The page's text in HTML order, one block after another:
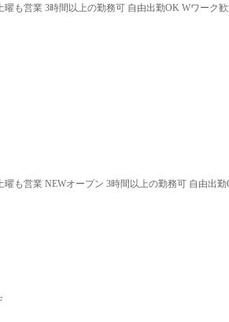
も営業 3時間以上の勤務可 自由出勤OK Wワーク歓
も営業 NEWオープン 3時間以上の勤務可 自由出